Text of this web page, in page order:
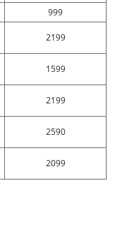
999
2199
1599
2199
2590
2099